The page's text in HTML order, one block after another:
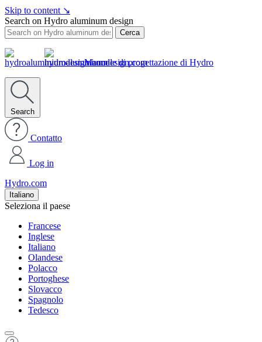
Skip to content ↘
Search on Hydro aluminum design
Cerca
Manuale di progettazione di Hydro
Search
Contatto
Log in
Hydro.com
Italiano
Seleziona il paese
Francese
Inglese
Italiano
Olandese
Polacco
Portoghese
Slovacco
Spagnolo
Tedesco